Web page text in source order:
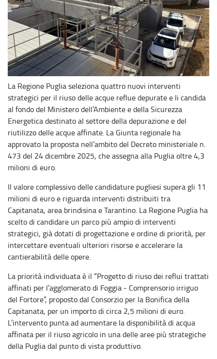
La Regione Puglia seleziona quattro nuovi interventi
strategici per il riuso delle acque reflue depurate e li candida
al fondo del Ministero dell’Ambiente e della Sicurezza
Energetica destinato al settore della depurazione e del
riutilizzo delle acque affinate. La Giunta regionale ha
approvato la proposta nell’ambito del Decreto ministeriale n.
473 del 24 dicembre 2025, che assegna alla Puglia oltre 4,3
milioni di euro.
Il valore complessivo delle candidature pugliesi supera gli 11
milioni di euro e riguarda interventi distribuiti tra
Capitanata, area brindisina e Tarantino. La Regione Puglia ha
scelto di candidare un parco più ampio di interventi
strategici, già dotati di progettazione e ordine di priorità, per
intercettare eventuali ulteriori risorse e accelerare la
cantierabilità delle opere.
La priorità individuata è il “Progetto di riuso dei reflui trattati
affinati per l’agglomerato di Foggia - Comprensorio irriguo
del Fortore”, proposto dal Consorzio per la Bonifica della
Capitanata, per un importo di circa 2,5 milioni di euro.
L’intervento punta ad aumentare la disponibilità di acqua
affinata per il riuso agricolo in una delle aree più strategiche
della Puglia dal punto di vista produttivo.